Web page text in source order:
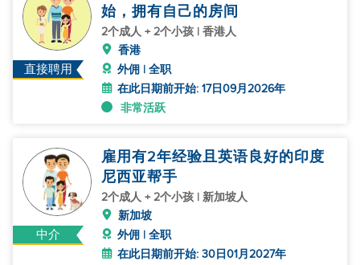
直接聘用
始，拥有自己的房间
2个成人 + 2个小孩 | 香港人
香港
外佣 | 全职
在此日期前开始: 17日09月2026年
非常活跃
中介
雇用有2年经验且英语良好的印度
尼西亚帮手
2个成人 + 2个小孩 | 新加坡人
新加坡
外佣 | 全职
在此日期前开始: 30日01月2027年